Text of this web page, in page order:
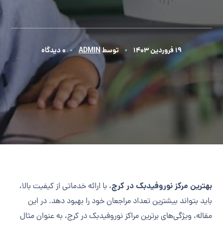
19 فروردین 1403 توسطADMIN 0 دیدگاه
بهترین مرکز نوروفیدبک در کرج، با ارائه خدماتی از کیفیت بالا،
باید بتواند بیشترین تعداد مراجعان خود را بهبود دهد. در این
مقاله، ویژگی‌های برترین مراکز نوروفیدبک در کرج، به عنوان مثال